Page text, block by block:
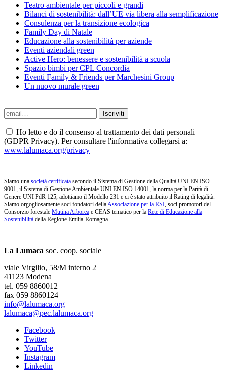
Teatro ambientale per piccoli e grandi
Bilanci di sostenibilità: dall’UE via libera alla semplificazione
Consulenza per la transizione ecologica
Family Day di Natale
Educazione alla sostenibilità per aziende
Eventi aziendali green
Active Hero: benessere e sostenibilità a scuola
Spazio bimbi per CPL Concordia
Eventi Family & Friends per Marchesini Group
Un nuovo murale green
Ho letto e do il consenso al trattamento dei dati personali
(GDPR Privacy). Per consultare l'informativa collegarsi a:
www.lalumaca.org/privacy
Siamo una società certificata secondo il Sistema di Gestione della Qualità UNI EN ISO
9001, il Sistema di Gestione Ambientale UNI EN ISO 14001, la norma per la Parità di
Genere UNI PdR 125, adottiamo il Modello 231 e ci è stato attribuito il Rating di legalità.
Siamo orgogliosamente soci fondatori dellaAssociazione per la RSI, soci promotori del
Consorzio forestale Mutina Arborea e CEAS tematico per la Rete di Educazione alla
Sostenibilità della Regione Emilia-Romagna
La Lumaca soc. coop. sociale
viale Virgilio, 58/M interno 2
41123 Modena
tel. 059 8860012
fax 059 8860124
info@lalumaca.org
lalumaca@pec.lalumaca.org
Facebook
Twitter
YouTube
Instagram
Linkedin